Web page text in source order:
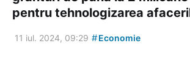
pentru tehnologizarea
11 iul. 2024, 09:29 #Economie